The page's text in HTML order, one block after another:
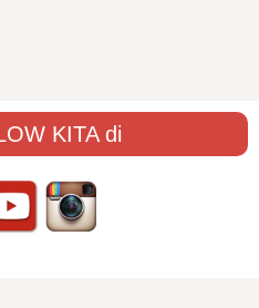
KITA di